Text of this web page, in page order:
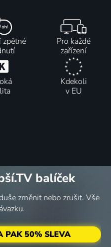
zpětné
Pro každé
zařízení
Kdekoli
v EU
balíček
změnit nebo zrušit. Vše
PAK 50% SLEVA